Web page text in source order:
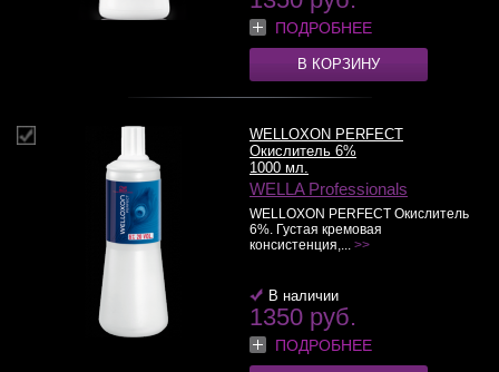
ПОДРОБНЕЕ
В КОРЗИНУ
WELLOXON PERFECT
Окислитель 6%
1000 мл.
WELLA Professionals
WELLOXON PERFECT Окислитель
6%. Густая кремовая
консистенция,... >>
В наличии
1350 руб.
ПОДРОБНЕЕ